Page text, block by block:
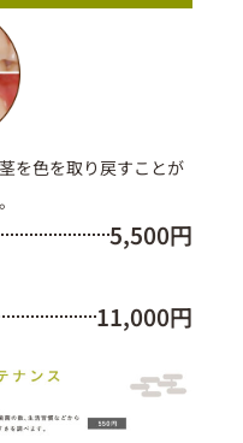
を色を取り戻すことが
5,500円
11,000円